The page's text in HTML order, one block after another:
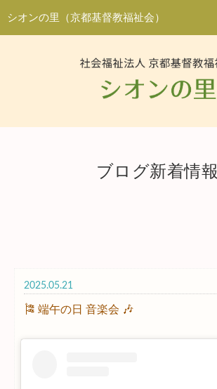
シオンの里（京都基督教福祉会）
ブログ新着情報
2025.05.21
🎏 端午の日 音楽会 🎶